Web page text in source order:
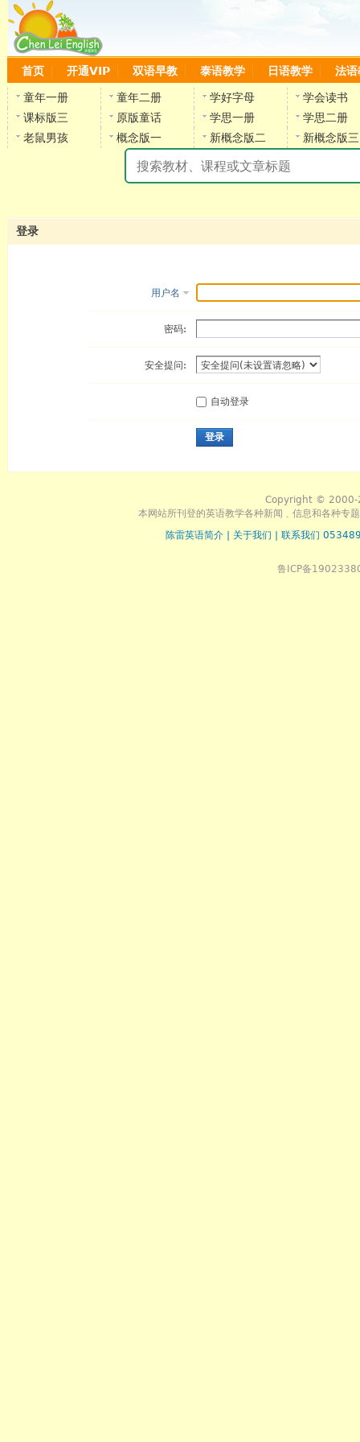
首页 开通VIP 双语早教 泰语教学 日语教学 法语
童年一册 童年二册 学好字母
学会读书
课标版三
原版童话 学思一册
学思二册
老鼠男孩
概念版一 新概念版二 新概念版三
登录
用户名
密码:
安全提问:
自动登录
登录
Copyright © 2000-
本网站所刊登的英语教学各种新闻﹑信息和各种专
陈雷英语简介
关于我们 联系我们
鲁ICP备